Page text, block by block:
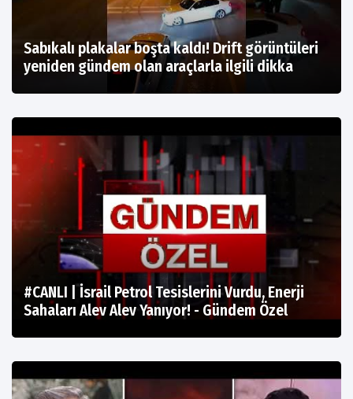
Sabıkalı plakalar boşta kaldı! Drift görüntüleri
yeniden gündem olan araçlarla ilgili dikka
#CANLI | İsrail Petrol Tesislerini Vurdu, Enerji
Sahaları Alev Alev Yanıyor! - Gündem Özel